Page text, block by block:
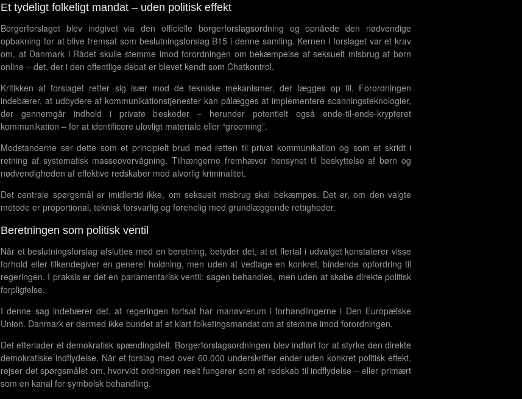
Et tydeligt folkeligt mandat – uden politisk effekt
Borgerforslaget blev indgivet via den officielle borgerforslagsordning og opnåede den nødvendige
opbakning for at blive fremsat som beslutningsforslag B15 i denne samling. Kernen i forslaget var et krav
om, at Danmark i Rådet skulle stemme imod forordningen om bekæmpelse af seksuelt misbrug af børn
online – det, der i den offentlige debat er blevet kendt som Chatkontrol.
Kritikken af forslaget retter sig især mod de tekniske mekanismer, der lægges op til. Forordningen
indebærer, at udbydere af kommunikationstjenester kan pålægges at implementere scanningsteknologier,
der gennemgår indhold i private beskeder – herunder potentielt også ende-til-ende-krypteret
kommunikation – for at identificere ulovligt materiale eller “grooming”.
Modstanderne ser dette som et principielt brud med retten til privat kommunikation og som et skridt i
retning af systematisk masseovervågning. Tilhængerne fremhæver hensynet til beskyttelse af børn og
nødvendigheden af effektive redskaber mod alvorlig kriminalitet.
Det centrale spørgsmål er imidlertid ikke, om seksuelt misbrug skal bekæmpes. Det er, om den valgte
metode er proportional, teknisk forsvarlig og forenelig med grundlæggende rettigheder.
Beretningen som politisk ventil
Når et beslutningsforslag afsluttes med en beretning, betyder det, at et flertal i udvalget konstaterer visse
forhold eller tilkendegiver en generel holdning, men uden at vedtage en konkret, bindende opfordring til
regeringen. I praksis er det en parlamentarisk ventil: sagen behandles, men uden at skabe direkte politisk
forpligtelse.
I denne sag indebærer det, at regeringen fortsat har manøvrerum i forhandlingerne i Den Europæiske
Union. Danmark er dermed ikke bundet af et klart folketingsmandat om at stemme imod forordningen.
Det efterlader et demokratisk spændingsfelt. Borgerforslagsordningen blev indført for at styrke den direkte
demokratiske indflydelse. Når et forslag med over 60.000 underskrifter ender uden konkret politisk effekt,
rejser det spørgsmålet om, hvorvidt ordningen reelt fungerer som et redskab til indflydelse – eller primært
som en kanal for symbolsk behandling.